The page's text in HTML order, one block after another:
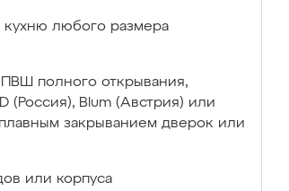
кухню любого размера
ПВШ полного открывания,
(Россия), Blum (Австрия) или
закрыванием дверок или
или корпуса